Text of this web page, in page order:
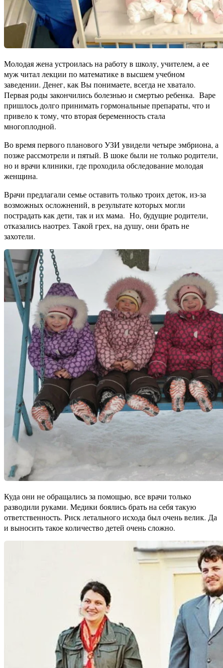
Молодая жена устроилась на работу в школу, учителем, а ее
муж читал лекции по математике в высшем учебном
заведении. Денег, как Вы понимаете, всегда не хватало.
Первая роды закончились болезнью и смертью ребенка. Варе
пришлось долго принимать гормональные препараты, что и
привело к тому, что вторая беременность стала
многоплодной.
Во время первого планового УЗИ увидели четыре эмбриона, а
позже рассмотрели и пятый. В шоке были не только родители,
но и врачи клиники, где проходила обследование молодая
женщина.
Врачи предлагали семье оставить только троих деток, из-за
возможных осложнений, в результате которых могли
пострадать как дети, так и их мама. Но, будущие родители,
отказались наотрез. Такой грех, на душу, они брать не
захотели.
Куда они не обращались за помощью, все врачи только
разводили руками. Медики боялись брать на себя такую
ответственность. Риск летального исхода был очень велик. Да
и выносить такое количество детей очень сложно.